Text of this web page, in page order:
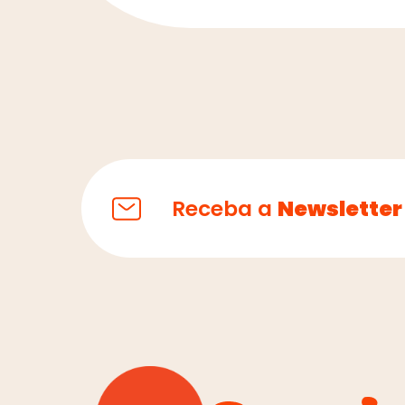
Receba a Newsletter